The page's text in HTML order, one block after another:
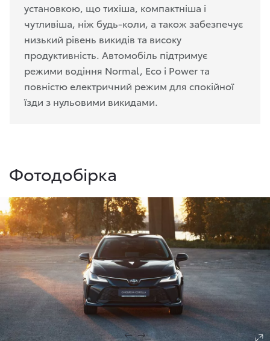
установкою, що тихіша, компактніша і
чутливіша, ніж будь-коли, а також забезпечує
низький рівень викидів та високу
продуктивність. Автомобіль підтримує
режими водіння Normal, Eco і Power та
повністю електричний режим для спокійної
їзди з нульовими викидами.
Фотодобірка